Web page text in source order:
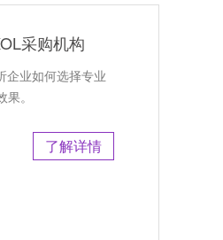
采购机构
企业如何选择专业
。
了解详情